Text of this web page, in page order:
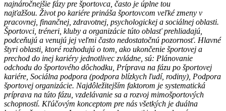
najnáročnejšie fázy pre športovca, často je úplne tou
najťažšou. Život po kariére prináša športovcom veľké zmeny v
pracovnej, finančnej, zdravotnej, psychologickej a sociálnej oblasti.
Športovci, tréneri, kluby a organizácie túto oblasť prehliadajú,
podceňujú a venujú jej veľmi často nedostatočnú pozornosť. Hlavné
štyri oblasti, ktoré rozhodujú o tom, ako ukončenie športovej a
prechod do inej kariéry jednotlivec zvládne, sú: Plánovanie
odchodu do športového dôchodku, Príprava na fázu po športovej
kariére, Sociálna podpora (podpora blízkych ľudí, rodiny), Podpora
športovej organizácie. Najdôležitejším faktorom je systematická
príprava na túto fázu, vzdelávanie sa a rozvoj mimošportových
schopností. Kľúčovým konceptom pre nás všetkých je duálna